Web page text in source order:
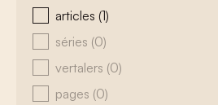
zoeken - type
articles (1)
séries (0)
vertalers (0)
pages (0)